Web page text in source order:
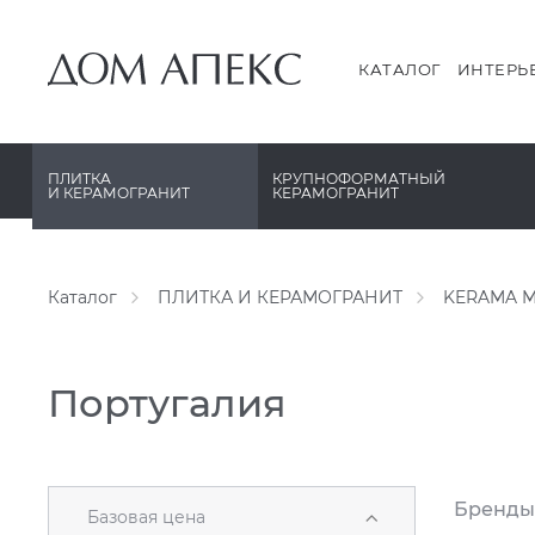
КАТАЛОГ
ПЛИТКА
И КЕРАМОГРАНИТ
PORCELANOSA
УРАЛЬСКИЙ ГРАНИТ
КРУПНОФОРМАТНЫЙ
КЕРАМОГРАНИТ
XXL Pamesa
Каталог ПЛИТКА И КЕРАМОГРАНИТ KERAMA
Португалия
Базовая цена Бренды